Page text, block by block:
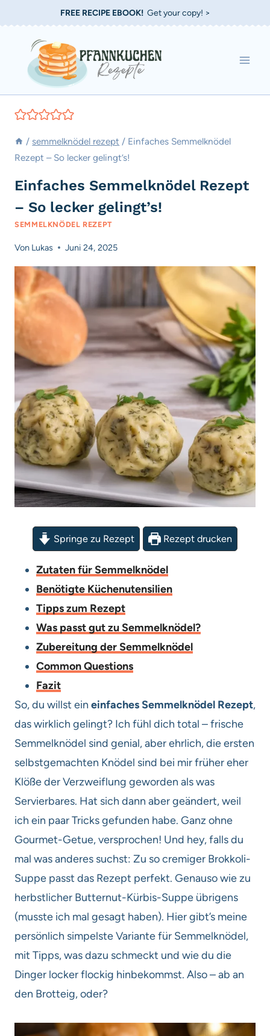
Inhalt
springen
FREE RECIPE EBOOK!Get your copy! >
/ semmelknödel rezept / Einfaches Semmelknödel
Rezept – So lecker gelingt’s!
Einfaches Semmelknödel Rezept
– So lecker gelingt’s!
SEMMELKNÖDEL REZEPT
Von Lukas Juni 24, 2025
Springe zu Rezept Rezept drucken
Zutaten für Semmelknödel
Benötigte Küchenutensilien
Tipps zum Rezept
Was passt gut zu Semmelknödel?
Zubereitung der Semmelknödel
Common Questions
Fazit
So, du willst ein einfaches Semmelknödel Rezept,
das wirklich gelingt? Ich fühl dich total – frische
Semmelknödel sind genial, aber ehrlich, die ersten
selbstgemachten Knödel sind bei mir früher eher
Klöße der Verzweiflung geworden als was
Servierbares. Hat sich dann aber geändert, weil
ich ein paar Tricks gefunden habe. Ganz ohne
Gourmet-Getue, versprochen! Und hey, falls du
mal was anderes suchst: Zu so cremiger Brokkoli-
Suppe passt das Rezept perfekt. Genauso wie zu
herbstlicher Butternut-Kürbis-Suppe übrigens
(musste ich mal gesagt haben). Hier gibt’s meine
persönlich simpelste Variante für Semmelknödel,
mit Tipps, was dazu schmeckt und wie du die
Dinger locker flockig hinbekommst. Also – ab an
den Brotteig, oder?